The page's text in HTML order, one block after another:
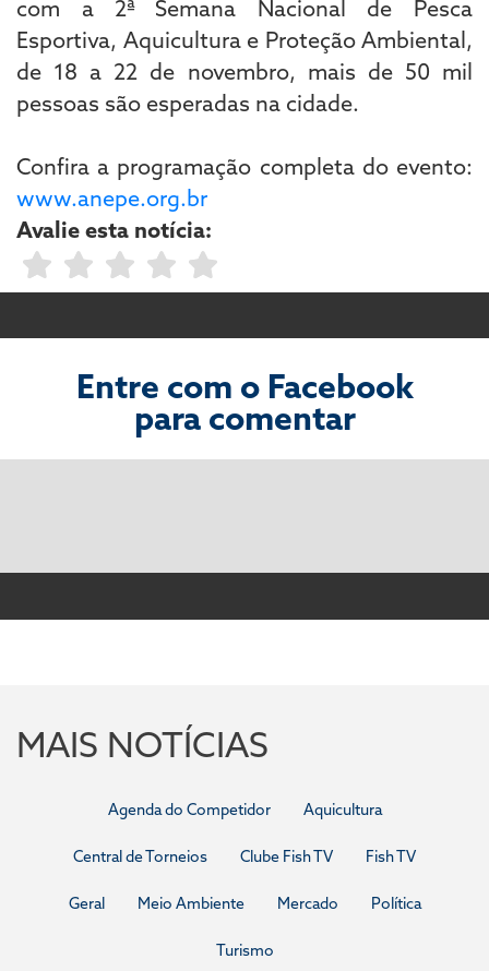
com a 2ª Semana Nacional de Pesca
Esportiva, Aquicultura e Proteção Ambiental,
de 18 a 22 de novembro, mais de 50 mil
pessoas são esperadas na cidade.
Confira a programação completa do evento:
www.anepe.org.br
Avalie esta notícia:
Entre com o Facebook
para comentar
MAIS NOTÍCIAS
Agenda do Competidor Aquicultura
Central de Torneios Clube Fish TV Fish TV
Geral Meio Ambiente Mercado Política
Turismo